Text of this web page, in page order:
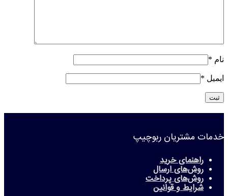
نام *
ایمیل *
خدمات مشتریان ربوچیپ
راهنمای خرید
روش‌های ارسال
روش‌های پرداخت
شرایط و قوانین